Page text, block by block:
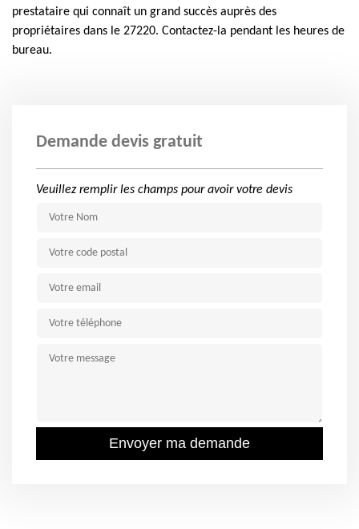
prestataire qui connaît un grand succès auprès des
propriétaires dans le 27220. Contactez-la pendant les heures de
bureau.
Demande devis gratuit
Veuillez remplir les champs pour avoir votre devis